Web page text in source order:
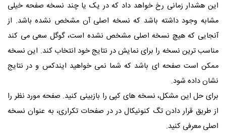
این هشدار زمانی رخ خواهد داد که در یک یا چند نسخه صفحه خیلی
مشابه وجود داشته باشد که نسخه اصلی آن مشخص نشده باشد. از
آنجایی که هیچ نسخه اصلی مشخص نشده است، گوگل سعی می کند
مناسب ترین نسخه را برای نمایش در نتایج خود انتخاب کند. این نسخه
ممکن است صفحه ای باشد که شما نمی خواهید ایندکس و در نتایج
نشان داده شود.
برای حل این مشکل، نسخه های کپی را بازبینی کنید. صفحه مورد نظر را
از طریق قرار دادن تگ کنونیکال در در صفحات تکراری، به عنوان نسخه
اصلی معرفی کنید.